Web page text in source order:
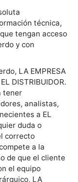
técnica,
tengan acceso
y con
LA EMPRESA
DISTRIBUIDOR.
tener
analistas,
a EL
duda o
correcto
a la
de que el cliente
el equipo
LA